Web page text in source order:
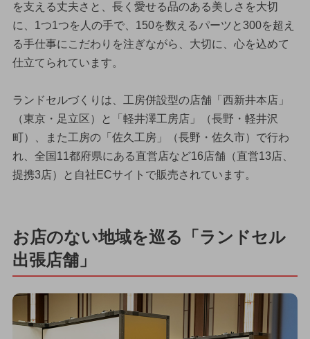
を支える丈夫さと、長く愛せる品のある美しさを大切
に、1つ1つを人の手で、150を数えるパーツと300を超え
る手仕事にこだわりを注ぎながら、大切に、心を込めて
仕立てられています。
ランドセルづくりは、工房併設型の店舗「西新井本店」
（東京・足立区）と「軽井澤工房店」（長野・軽井沢
町）、また工房の「佐久工房」（長野・佐久市）で行わ
れ、全国11都府県にある直営店など16店舗（直営13店、
提携3店）と自社ECサイトで販売されています。
お店のない地域を巡る「ランドセル
出張店舗」